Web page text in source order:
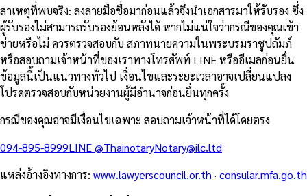
สาเหตุที่พบจริง: ลงลายมือชื่อมาก่อนแล้วจึงนำเอกสารมาให้รับรอง ซึ่ง
ผู้รับรองไม่สามารถรับรองย้อนหลังได้ หากไม่แน่ใจว่ากรณีของคุณเข้า
ข่ายหรือไม่ ควรตรวจสอบกับ สภาทนายความในพระบรมราชูปถัมภ์
หรือสอบถามเจ้าหน้าที่ของเราทางโทรศัพท์ LINE หรืออีเมลก่อนยื่น
ข้อมูลนี้เป็นแนวทางทั่วไป เงื่อนไขและระยะเวลาอาจเปลี่ยนแปลง
โปรดตรวจสอบกับหน่วยงานผู้มีอำนาจก่อนยื่นทุกครั้ง
กรณีของคุณอาจมีเงื่อนไขเฉพาะ สอบถามเจ้าหน้าที่ได้โดยตรง
094-895-8999LINE@ThainotaryNotary@ilc.ltd
แหล่งอ้างอิงทางการ: www.lawyerscouncil.or.th · consular.mfa.go.th